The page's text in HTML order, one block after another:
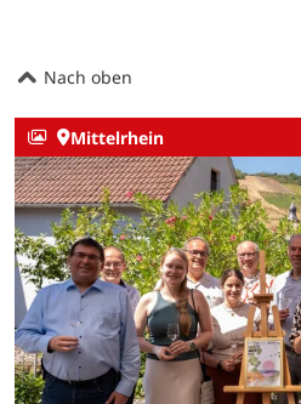
Nach oben
Mittelrhein